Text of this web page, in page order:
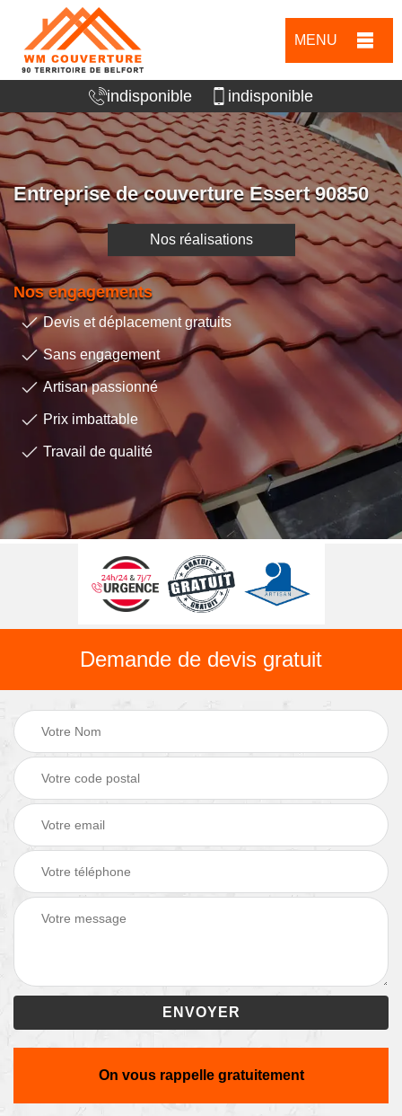
MENU
indisponible indisponible
Entreprise de couverture Essert 90850
Nos réalisations
Nos engagements
Devis et déplacement gratuits
Sans engagement
Artisan passionné
Prix imbattable
Travail de qualité
Demande de devis gratuit
On vous rappelle gratuitement